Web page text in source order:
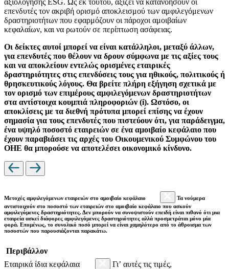
επενδυτές τον ακριβή ορισμό αποκλεισμού των αμφιλεγόμενων
δραστηριοτήτων που εφαρμόζουν οι πάροχοι αμοιβαίων
κεφαλαίων, και να ρωτούν σε περίπτωση ασάφειας.
Οι δείκτες αυτοί μπορεί να είναι κατάλληλοι, μεταξύ άλλων,
για επενδυτές που θέλουν να δρουν σύμφωνα με τις αξίες τους
και να αποκλείουν εντελώς ορισμένες εταιρικές
δραστηριότητες στις επενδύσεις τους για ηθικούς, πολιτικούς ή
θρησκευτικούς λόγους. Θα βρείτε πλήρη εξήγηση σχετικά με
τον ορισμό των επιμέρους αμφιλεγόμενων δραστηριοτήτων
στα αντίστοιχα κουμπιά πληροφοριών (i). Ωστόσο, οι
αποκλίσεις με τα διεθνή πρότυπα μπορεί επίσης να έχουν
σημασία για τους επενδυτές που πιστεύουν ότι, για παράδειγμα,
ένα υψηλό ποσοστό εταιρειών σε ένα αμοιβαίο κεφάλαιο που
έχουν παραβιάσει τις αρχές του Οικουμενικού Συμφώνου του
ΟΗΕ θα μπορούσε να αποτελέσει οικονομικό κίνδυνο.
Μετοχές αμφιλεγόμενων εταιρειών στο αμοιβαίο κεφάλαιο
Τα νούμερα
αντιστοιχούν στο ποσοστό των εταιρειών στο αμοιβαίο κεφάλαιο που ασκούν
αμφιλεγόμενες δραστηριότητες. Δεν μπορούν να συνοψιστούν επειδή είναι πιθανό ότι μια
εταιρεία ασκεί διάφορες αμφιλεγόμενες δραστηριότητες αλλά προσμετράται μόνο μία
φορά. Επομένως, το συνολικό ποσό μπορεί να είναι χαμηλότερο από το άθροισμα των
ποσοστών που παρουσιάζονται παρακάτω.
Περιβάλλον
Εταιρικά ίδια κεφάλαια
Γι’ αυτές τις τιμές,